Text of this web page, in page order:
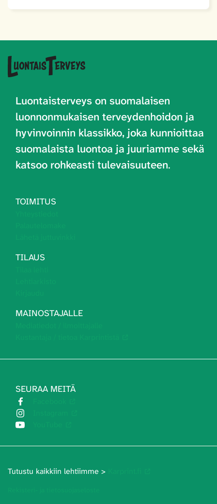
Luontaisterveys on suomalaisen
luonnonmukaisen terveydenhoidon ja
hyvinvoinnin klassikko, joka kunnioittaa
suomalaista luontoa ja juuriamme sekä
katsoo rohkeasti tulevaisuuteen.
TOIMITUS
TILAUS
MAINOSTAJALLE
SEURAA MEITÄ
Tutustu kaikkiin lehtiimme >